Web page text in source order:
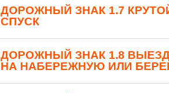
ДОРОЖНЫЙ ЗНАК 1.7
СПУСК
ДОРОЖНЫЙ ЗНАК 1.8
НА НАБЕРЕЖНУЮ ИЛИ